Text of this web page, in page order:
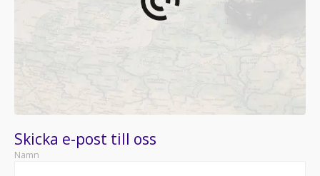
Skicka e-post till oss
Namn